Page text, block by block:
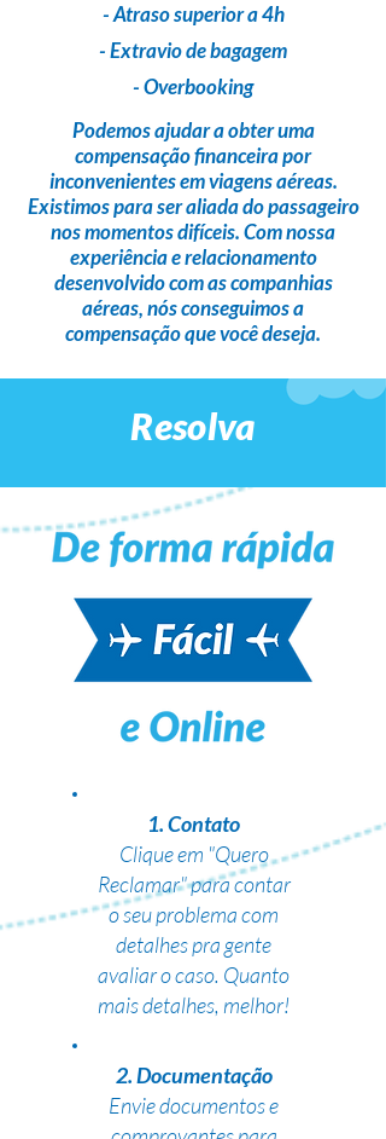
- Atraso superior a 4h
- Extravio de bagagem
- Overbooking
Podemos ajudar a obter uma
compensação financeirapor
inconvenientes em viagens aéreas.
Existimos para seraliada do passageiro
nos momentos difíceis. Com nossa
experiência e relacionamento
desenvolvido com as companhias
aéreas,nós conseguimos a
compensação que você deseja.
Resolva
1. Contato
Clique em "Quero
Reclamar" para contar
o seu problema com
detalhes pra gente
avaliar o caso. Quanto
mais detalhes, melhor!
2. Documentação
Envie documentos e